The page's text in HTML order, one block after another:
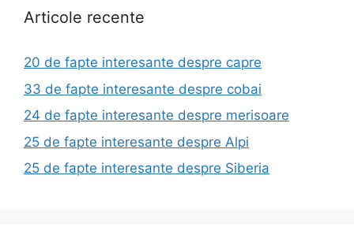
Articole recente
20 de fapte interesante despre capre
33 de fapte interesante despre cobai
24 de fapte interesante despre merisoare
25 de fapte interesante despre Alpi
25 de fapte interesante despre Siberia